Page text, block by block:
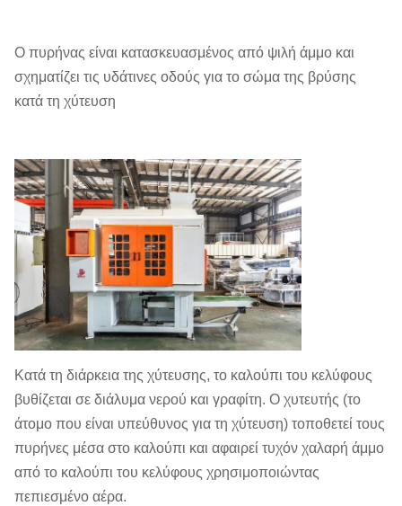
Ο πυρήνας είναι κατασκευασμένος από ψιλή άμμο και
σχηματίζει τις υδάτινες οδούς για το σώμα της βρύσης
κατά τη χύτευση
Κατά τη διάρκεια της χύτευσης, το καλούπι του κελύφους
βυθίζεται σε διάλυμα νερού και γραφίτη. Ο χυτευτής (το
άτομο που είναι υπεύθυνος για τη χύτευση) τοποθετεί τους
πυρήνες μέσα στο καλούπι και αφαιρεί τυχόν χαλαρή άμμο
από το καλούπι του κελύφους χρησιμοποιώντας
πεπιεσμένο αέρα.